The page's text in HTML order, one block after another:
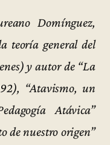
Domínguez,
teoría general del
y autor de “La
“Atavismo, un
Atávica”
de nuestro origen”